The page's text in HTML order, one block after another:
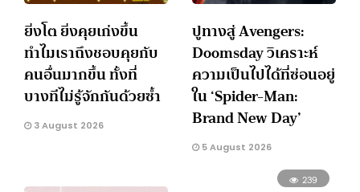
ยิ่งโต ยิ่งคุยเก่งขึ้น
ทำไมเราถึงชอบคุยกับ
คนอื่นมากขึ้น ทั้งที่
บางทีไม่รู้จักกันด้วยซ้ำ
3 August 2026
ปูทางสู่ Avengers:
Doomsday วิเคราะห์
ความเป็นไปได้ที่ซ่อนอยู่
ใน ‘Spider-Man:
Brand New Day’
5 August 2026
239